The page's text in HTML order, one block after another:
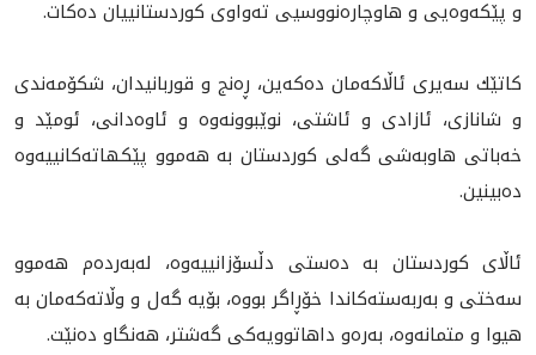
و پێكه‌وه‌يى و هاوچاره‌نووسيى ته‌واوى کوردستانییان دەکات.
كاتێك سه‌يرى ئاڵاكه‌مان ده‌كه‌ين، ڕه‌نج و قوربانيدان، شكۆمه‌ندى
و شانازى، ئازادى و ئاشتى، نوێبوونه‌وه‌ و ئاوه‌دانى، ئومێد و
خه‌باتى هاوبه‌شى گه‌لى كوردستان به‌ هه‌موو پێكهاته‌كانييه‌وه‌
ده‌بينين.
ئاڵاى كوردستان به‌ ده‌ستى دڵسۆزانييه‌وه‌، له‌به‌رده‌م هه‌موو
سه‌ختى و به‌ربه‌سته‌كاندا خۆڕاگر بووه‌، بۆيه‌ گه‌ل و وڵاته‌كه‌مان به‌
هيوا و متمانه‌وه‌، به‌ره‌و داهاتوويه‌كى گه‌شتر، هه‌نگاو ده‌نێت.